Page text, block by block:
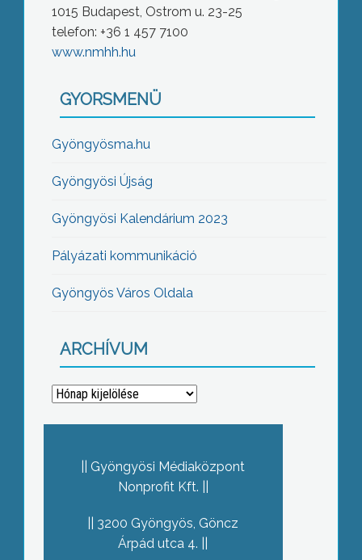
1015 Budapest, Ostrom u. 23-25
telefon: +36 1 457 7100
www.nmhh.hu
GYORSMENÜ
Gyöngyösma.hu
Gyöngyösi Újság
Gyöngyösi Kalendárium 2023
Pályázati kommunikáció
Gyöngyös Város Oldala
ARCHÍVUM
Archívum
Gyöngyösi Médiaközpont
Nonprofit Kft.
3200 Gyöngyös, Göncz
Árpád utca 4.